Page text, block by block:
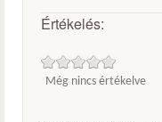
Értékelés:
Még nincs értékelve